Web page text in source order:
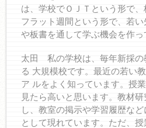
は、学校でＯＪＴという形で、
フラット週間という形で、若
や板書を通して学ぶ機会を作っ
太田 私の学校は、毎年新採の
る 大規模校です。最近の若い
ア ルをよく知っています。授
見たら高いと思います。教材
し、教室の掲示や学習履歴な
として現れています。ただ、